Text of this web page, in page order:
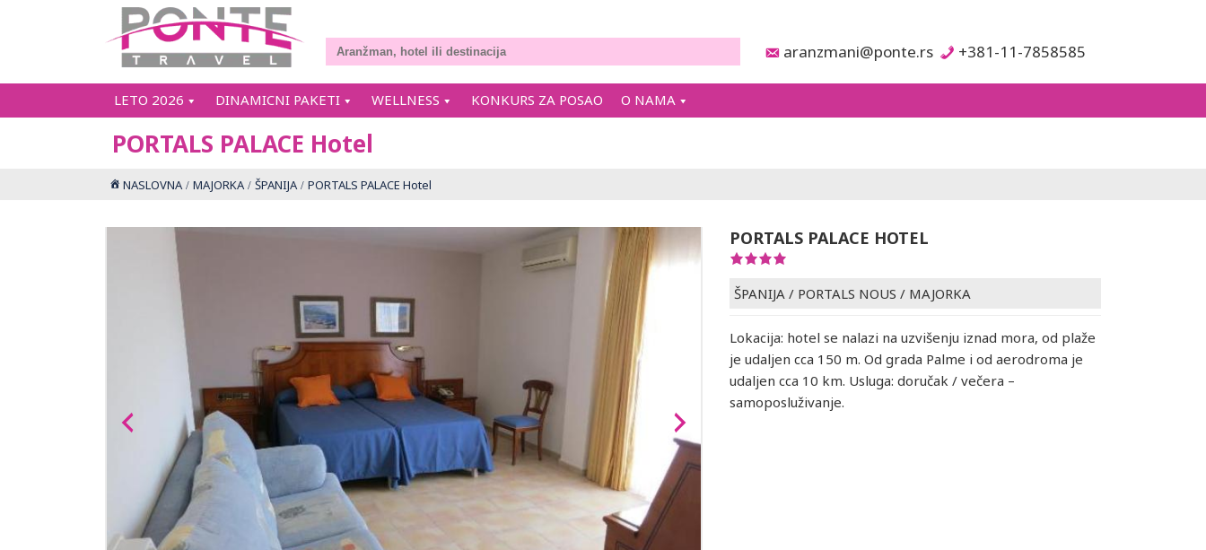
aranzmani@ponte.rs +381-11-7858585
LETO 2026 DINAMICNI PAKETI WELLNESS KONKURS ZA POSAO O NAMA
PORTALS PALACE Hotel
NASLOVNA MAJORKA ŠPANIJA PORTALS PALACE Hotel
PORTALS PALACE HOTEL
ŠPANIJA / PORTALS NOUS / MAJORKA
Lokacija: hotel se nalazi na uzvišenju iznad mora, od plaže
je udaljen cca 150 m. Od grada Palme i od aerodroma je
udaljen cca 10 km. Usluga: doručak / večera –
samoposluživanje.